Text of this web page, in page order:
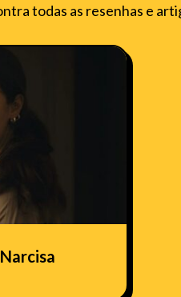
todas as resenhas e